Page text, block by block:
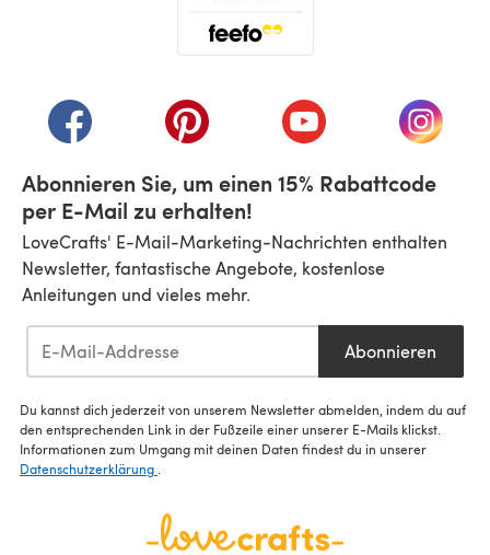
(öffnet sich in einem neuen Tab)
(öffnet sich in einem neuen Tab)
(öffnet sich in einem
(öffnet
Abonnieren Sie, um einen 15% Rabattcode
per E-Mail zu erhalten!
LoveCrafts' E-Mail-Marketing-Nachrichten enthalten
Newsletter, fantastische Angebote, kostenlose
Anleitungen und vieles mehr.
Abonnieren
Du kannst dich jederzeit von unserem Newsletter abmelden, indem du auf
den entsprechenden Link in der Fußzeile einer unserer E-Mails klickst.
Informationen zum Umgang mit deinen Daten findest du in unserer
Datenschutzerklärung